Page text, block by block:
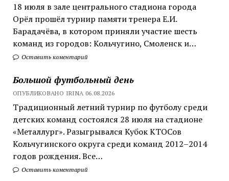
18 июля в зале центрального стадиона города
Орёл прошёл турнир памяти тренера Е.И.
Барадачёва, в котором приняли участие шесть
команд из городов: Кольчугино, Смоленск и…
Оставить коментарий
Большой футбольный день
ОПУБЛИКОВАНО IRINA 06.08.2026
Традиционный летний турнир по футболу среди
детских команд состоялся 28 июля на стадионе
«Металлург». Разыгрывался Кубок КТОСов
Кольчугинского округа среди команд 2012–2014
годов рождения. Все…
Оставить коментарий